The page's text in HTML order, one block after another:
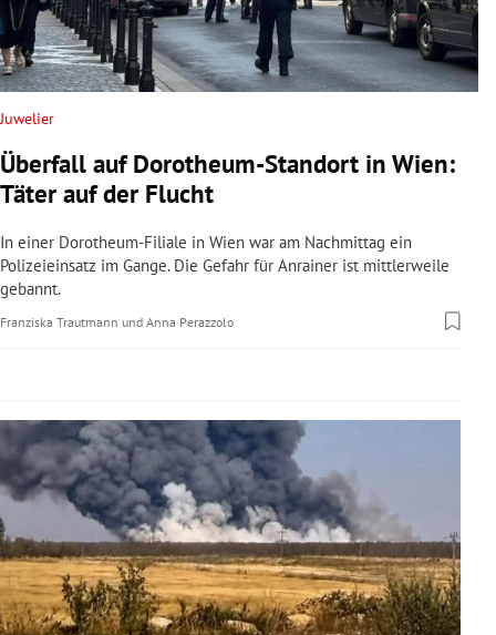
Untermenü
Untermenü
Untermenü
Untermenü
Untermenü
Untermenü
Untermenü
Untermenü
Juwelier
Überfall auf Dorotheum-Standort in Wien:
Täter auf der Flucht
In einer Dorotheum-Filiale in Wien war am Nachmittag ein
Polizeieinsatz im Gange. Die Gefahr für Anrainer ist mittlerweile
gebannt.
Franziska Trautmann und Anna Perazzolo